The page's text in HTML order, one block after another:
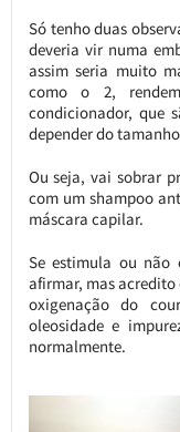
Só tenho duas
deveria vir numa
assim seria muito
como o 2,
condicionador, que
depender do
Ou seja, vai sobrar
com um shampoo
máscara capilar.
Se estimula ou não
afirmar, mas
oxigenação do
oleosidade e
normalmente.